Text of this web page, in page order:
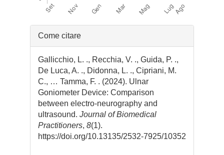
Dettagli
dell'articolo
Come citare
Gallicchio, L. ., Recchia, V. ., Guida, P. .,
De Luca, A. ., Didonna, L. ., Cipriani, M.
C., … Tamma, F. . (2024). Ulnar
Goniometer Device: Comparison
between electro-neurography and
ultrasound. Journal of Biomedical
Practitioners, 8(1).
https://doi.org/10.13135/2532-7925/10352